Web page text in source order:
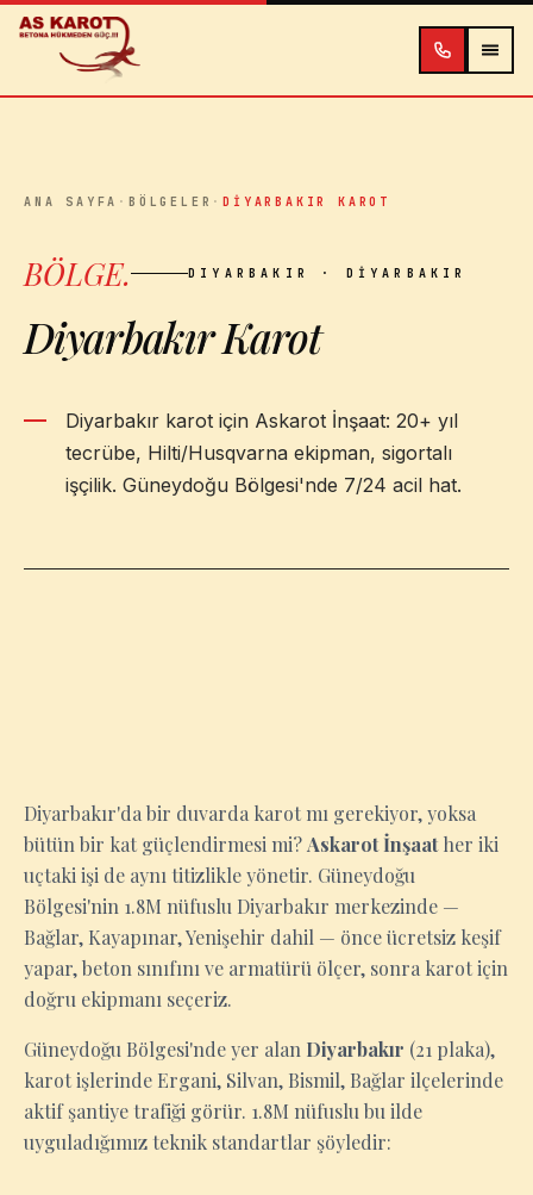
İçeriğe atla
ANA SAYFA ·BÖLGELER ·DIYARBAKIR KAROT
BÖLGE. DIYARBAKIR · DIYARBAKIR
Diyarbakır Karot
Diyarbakır karot için Askarot İnşaat: 20+ yıl
tecrübe, Hilti/Husqvarna ekipman, sigortalı
işçilik. Güneydoğu Bölgesi'nde 7/24 acil hat.
Diyarbakır'da bir duvarda karot mı gerekiyor, yoksa
bütün bir kat güçlendirmesi mi?Askarot İnşaather iki
uçtaki işi de aynı titizlikle yönetir. Güneydoğu
Bölgesi'nin 1.8M nüfuslu Diyarbakır merkezinde —
Bağlar, Kayapınar, Yenişehir dahil — önce ücretsiz keşif
yapar, beton sınıfını ve armatürü ölçer, sonra karot için
doğru ekipmanı seçeriz.
Güneydoğu Bölgesi'nde yer alan Diyarbakır (21 plaka),
karot işlerinde Ergani, Silvan, Bismil, Bağlar ilçelerinde
aktif şantiye trafiği görür. 1.8M nüfuslu bu ilde
uyguladığımız teknik standartlar şöyledir: